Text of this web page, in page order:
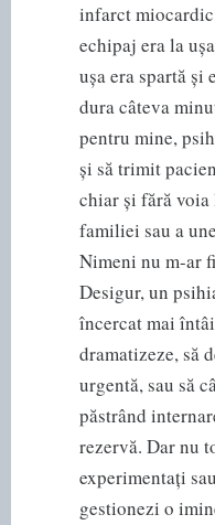
infarct
echipaj era la
ușa era spartă și
dura câteva
pentru mine,
și să trimit
chiar și fără
familiei sau a
Nimeni nu m-ar
Desigur, un
încercat mai
dramatizeze, să
urgentă, sau să
păstrând
rezervă. Dar nu
experimentați
gestionezi o